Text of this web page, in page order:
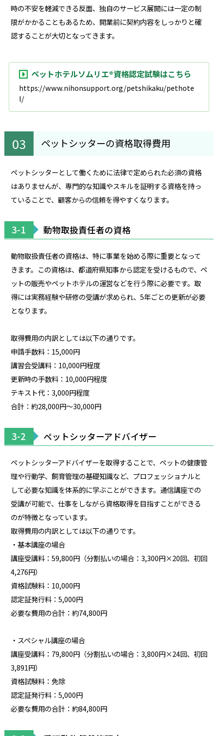
時の不安を軽減できる反面、独自のサービス展開には一定の制
限がかかることもあるため、開業前に契約内容をしっかりと確
認することが大切となってきます。
ペットホテルソムリエ®資格認定試験はこちら
https://www.nihonsupport.org/petshikaku/pethote
l/
ペットシッターの資格取得費用
ペットシッターとして働くために法律で定められた必須の資格
はありませんが、専門的な知識やスキルを証明する資格を持っ
ていることで、顧客からの信頼を得やすくなります。
3-1 動物取扱責任者の資格
動物取扱責任者の資格は、特に事業を始める際に重要となって
きます。この資格は、都道府県知事から認定を受けるもので、ペ
ットの販売やペットホテルの運営などを行う際に必要です。取
得には実務経験や研修の受講が求められ、5年ごとの更新が必要
となります。
取得費用の内訳としては以下の通りです。
申請手数料：15,000円
講習会受講料：10,000円程度
更新時の手数料：10,000円程度
テキスト代：3,000円程度
合計：約28,000円～30,000円
3-2 ペットシッターアドバイザー
ペットシッターアドバイザーを取得することで、ペットの健康管
理や行動学、飼育管理の基礎知識など、プロフェッショナルと
して必要な知識を体系的に学ぶことができます。通信講座での
受講が可能で、仕事をしながら資格取得を目指すことができる
のが特徴となっています。
取得費用の内訳としては以下の通りです。
・基本講座の場合
講座受講料：59,800円（分割払いの場合：3,300円×20回、初回
4,276円）
資格試験料：10,000円
認定証発行料：5,000円
必要な費用の合計：約74,800円
・スペシャル講座の場合
講座受講料：79,800円（分割払いの場合：3,800円×24回、初回
3,891円）
資格試験料：免除
認定証発行料：5,000円
必要な費用の合計：約84,800円